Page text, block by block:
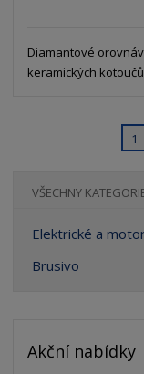
Diamantové
keramických kotoučů
1
VŠECHNY
Elektrické a
Brusivo
Akční nabídky